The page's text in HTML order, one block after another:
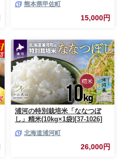
あり 厳選 マイスター 生活応援
ひのひかり 森のくまさん おす
すめ 熊本県 甲佐町【価格改定
熊本県甲佐町
15,000円
浦河の特別栽培米「ななつぼ
し」精米(10kg×1袋)[37-1026]
北海道浦河町
26,000円